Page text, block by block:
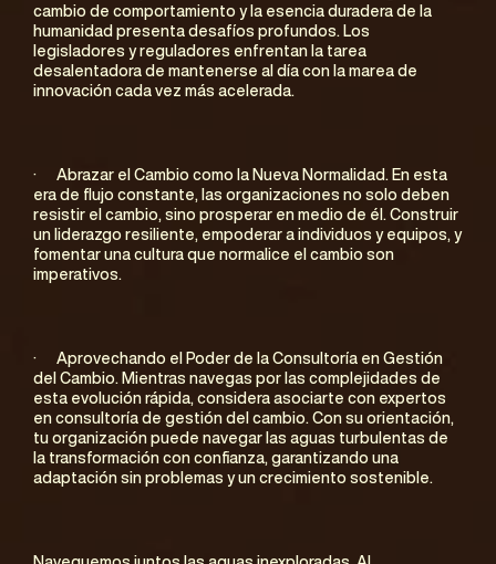
cambio de comportamiento y la esencia duradera de la
humanidad presenta desafíos profundos. Los
legisladores y reguladores enfrentan la tarea
desalentadora de mantenerse al día con la marea de
innovación cada vez más acelerada.
·      Abrazar el Cambio como la Nueva Normalidad. En esta
era de flujo constante, las organizaciones no solo deben
resistir el cambio, sino prosperar en medio de él. Construir
un liderazgo resiliente, empoderar a individuos y equipos, y
fomentar una cultura que normalice el cambio son
imperativos.
·      Aprovechando el Poder de la Consultoría en Gestión
del Cambio. Mientras navegas por las complejidades de
esta evolución rápida, considera asociarte con expertos
en consultoría de gestión del cambio. Con su orientación,
tu organización puede navegar las aguas turbulentas de
la transformación con confianza, garantizando una
adaptación sin problemas y un crecimiento sostenible.